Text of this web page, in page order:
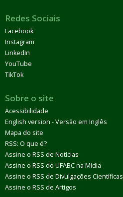
Redes Sociais
Facebook
Instagram
LinkedIn
YouTube
TikTok
Sobre o site
Acessibilidade
English version - Versão em Inglês
Mapa do site
RSS: O que é?
Assine o RSS de Notícias
Assine o RSS do UFABC na Mídia
Assine o RSS de Divulgações Científicas
Assine o RSS de Artigos